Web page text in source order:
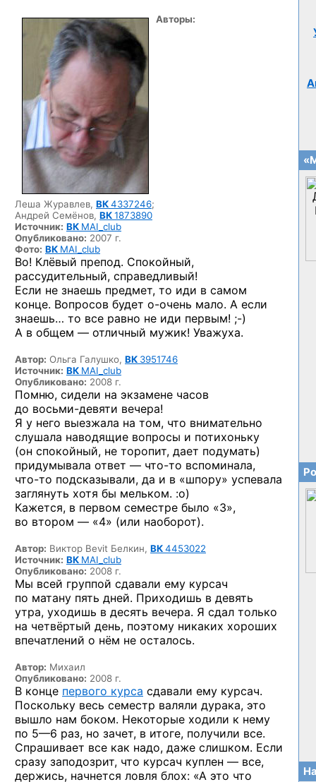
Авторы:
Леша Журавлев, ВК4337246;
Андрей Семёнов, ВК1873890
Источник: ВК MAI_club
Опубликовано: 2007 г.
Фото: ВК MAI_club
Во! Клёвый препод. Спокойный,
рассудительный, справедливый!
Если не знаешь предмет, то иди в самом
конце. Вопросов будет о-очень мало. А если
знаешь… то все равно не иди первым! ;-)
А в общем — отличный мужик! Уважуха.
Автор: Ольга Галушко, ВК 3951746
Источник: ВК MAI_club
Опубликовано: 2008 г.
Помню, сидели на экзамене часов
до восьми-девяти вечера!
Я у него выезжала на том, что внимательно
слушала наводящие вопросы и потихоньку
(он спокойный, не торопит, дает подумать)
придумывала ответ — что-то вспоминала,
что-то подсказывали, да и в «шпору» успевала
заглянуть хотя бы мельком. :о)
Кажется, в первом семестре было «3»,
во втором — «4» (или наоборот).
Автор: Виктор Bevit Белкин, ВК4453022
Источник: ВК MAI_club
Опубликовано: 2008 г.
Мы всей группой сдавали ему курсач
по матану пять дней. Приходишь в девять
утра, уходишь в десять вечера. Я сдал только
на четвёртый день, поэтому никаких хороших
впечатлений о нём не осталось.
Автор: Михаил
Опубликовано: 2008 г.
В конце первого курса сдавали ему курсач.
Поскольку весь семестр валяли дурака, это
вышло нам боком. Некоторые ходили к нему
по 5—6 раз, но зачет, в итоге, получили все.
Спрашивает все как надо, даже слишком. Если
сразу заподозрит, что курсач куплен — все,
держись, начнется ловля блох: «А это что